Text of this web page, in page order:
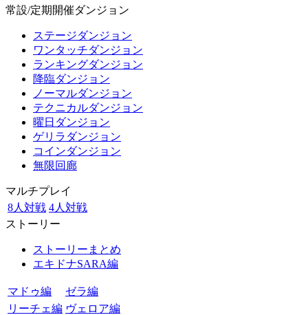
常設/定期開催ダンジョン
ステージダンジョン
ワンタッチダンジョン
ランキングダンジョン
降臨ダンジョン
ノーマルダンジョン
テクニカルダンジョン
曜日ダンジョン
ゲリラダンジョン
コインダンジョン
無限回廊
マルチプレイ
8人対戦 4人対戦
ストーリー
ストーリーまとめ
エキドナSARA編
マドゥ編
ゼラ編
リーチェ編 ヴェロア編